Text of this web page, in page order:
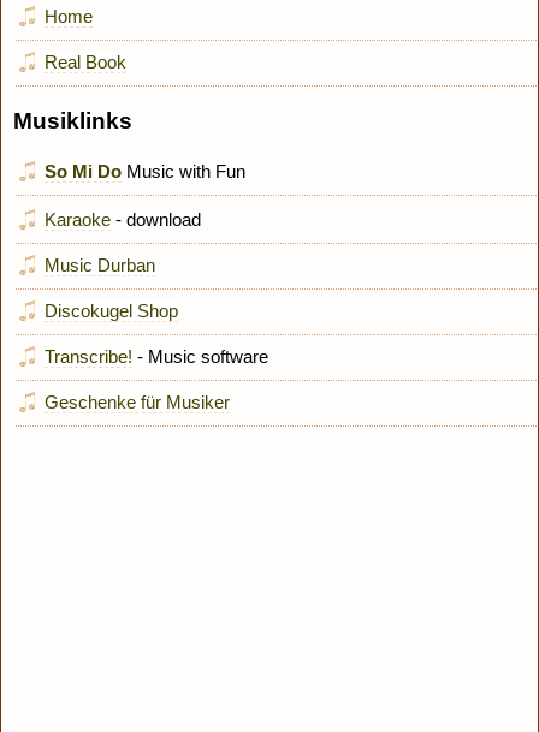
Home
Real Book
Musiklinks
So Mi Do Music with Fun
Karaoke - download
Music Durban
Discokugel Shop
Transcribe! - Music software
Geschenke für Musiker